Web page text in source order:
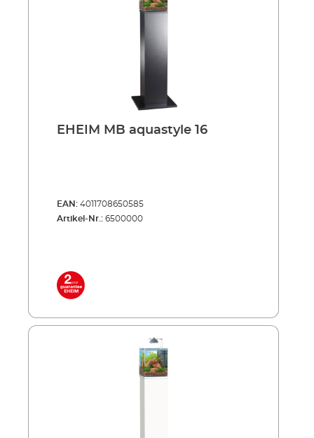
EHEIM MB aquastyle 16
EAN: 4011708650585
Artikel-Nr.: 6500000